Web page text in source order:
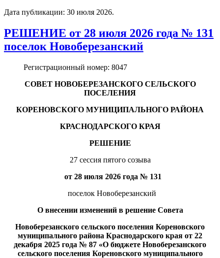
Дата публикации: 30 июля 2026.
РЕШЕНИЕ от 28 июля 2026 года № 131
поселок Новоберезанский
Регистрационный номер: 8047
СОВЕТ НОВОБЕРЕЗАНСКОГО СЕЛЬСКОГО
ПОСЕЛЕНИЯ
КОРЕНОВСКОГО МУНИЦИПАЛЬНОГО РАЙОНА
КРАСНОДАРСКОГО КРАЯ
РЕШЕНИЕ
27 сессия пятого созыва
от 28 июля 2026 года № 131
поселок Новоберезанский
О внесении изменений в решение Совета
Новоберезанского сельского поселения Кореновского
муниципального района Краснодарского края от 22
декабря 2025 года № 87 «О бюджете Новоберезанского
сельского поселения Кореновского муниципального